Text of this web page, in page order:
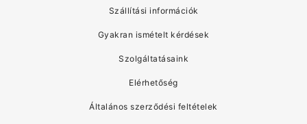
Szállítási információk
Gyakran ismételt kérdések
Szolgáltatásaink
Elérhetőség
Általános szerződési feltételek